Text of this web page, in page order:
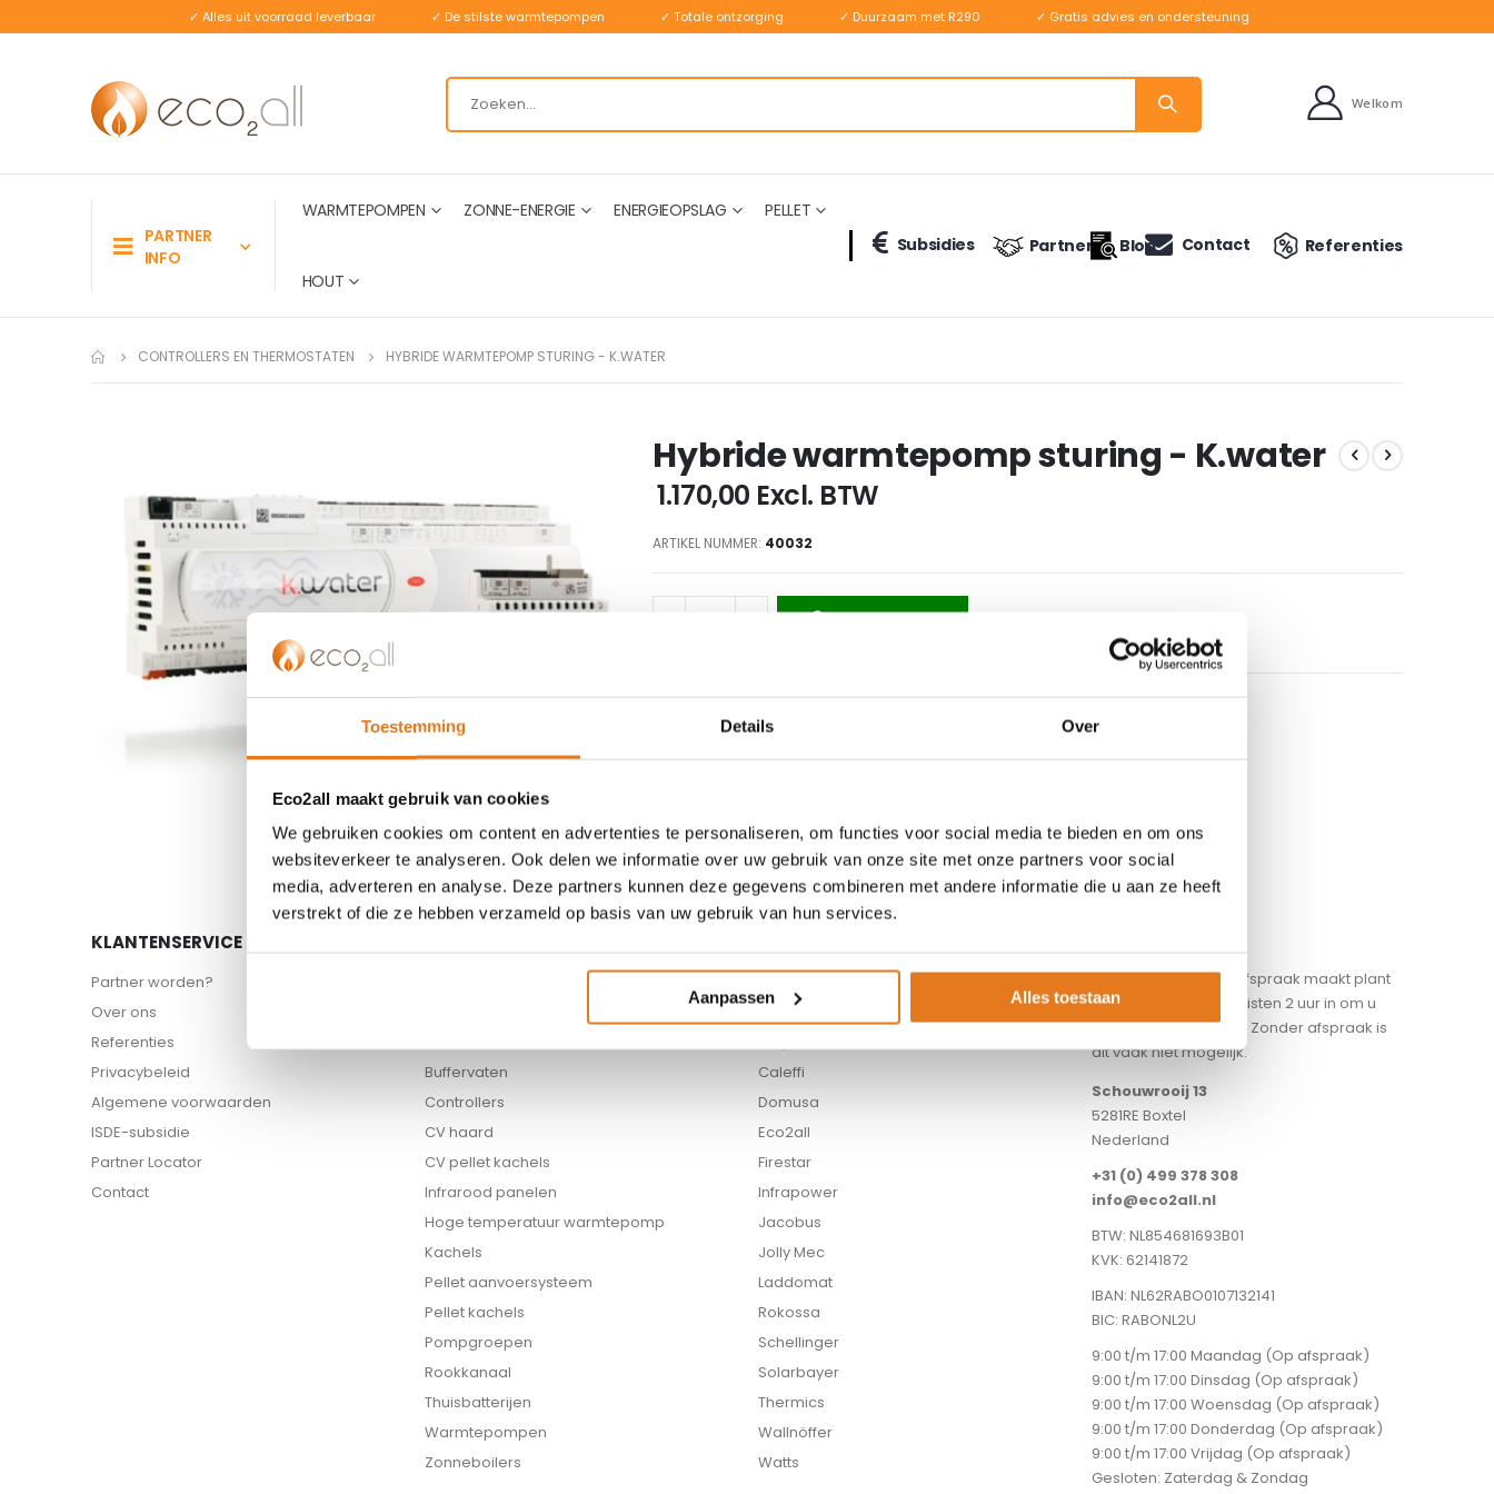
Toestemming Details Over
Eco2all maakt gebruik van cookies
We gebruiken cookies om content en advertenties te personaliseren, om functies voor social media te bieden en om ons
websiteverkeer te analyseren. Ook delen we informatie over uw gebruik van onze site met onze partners voor social
media, adverteren en analyse. Deze partners kunnen deze gegevens combineren met andere informatie die u aan ze heeft
verstrekt of die ze hebben verzameld op basis van uw gebruik van hun services.
Aanpassen Alles toestaan
✓ Alles uit voorraad leverbaar ✓ De stilste warmtepompen ✓ Totale ontzorging ✓ Duurzaam met R290 ✓ Gratis advies en ondersteuning
Welkom
PARTNER
INFO
WARMTEPOMPEN ZONNE-ENERGIE ENERGIEOPSLAG PELLET
HOUT
Subsidies Partners Blog Contact Referenties
CONTROLLERS EN THERMOSTATEN HYBRIDE WARMTEPOMP STURING - K.WATER
afbeeldingen-
gallerij
afbeeldingen-
Hybride warmtepomp sturing - K.water
€ 1.170,00 Excl. BTW
ARTIKEL NUMMER 40032
KLANTENSERVICE
Partner worden?
Over ons
Referenties
Privacybeleid
Algemene voorwaarden
ISDE-subsidie
Partner Locator
Contact
Buffervaten
Controllers
CV haard
CV pellet kachels
Infrarood panelen
Hoge temperatuur warmtepomp
Kachels
Pellet aanvoersysteem
Pellet kachels
Pompgroepen
Rookkanaal
Thuisbatterijen
Warmtepompen
Zonneboilers
BeF Home
Caleffi
Domusa
Eco2all
Firestar
Infrapower
Jacobus
Jolly Mec
Laddomat
Rokossa
Schellinger
Solarbayer
Thermics
Wallnöffer
Watts
Let op! Indien u een afspraak maakt plant
een van onze specialisten 2 uur in om u
volledig te adviseren. Zonder afspraak is
dit vaak niet mogelijk.
Schouwrooij 13
5281RE Boxtel
Nederland
+31 (0) 499 378 308
info@eco2all.nl
BTW: NL854681693B01
KVK: 62141872
IBAN: NL62RABO0107132141
BIC: RABONL2U
9:00 t/m 17:00 Maandag (Op afspraak)
9:00 t/m 17:00 Dinsdag (Op afspraak)
9:00 t/m 17:00 Woensdag (Op afspraak)
9:00 t/m 17:00 Donderdag (Op afspraak)
9:00 t/m 17:00 Vrijdag (Op afspraak)
Gesloten: Zaterdag & Zondag